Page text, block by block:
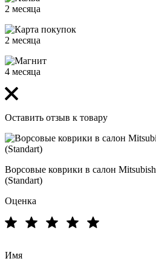
2 месяца
2 месяца
4 месяца
Оставить отзыв к товару
Ворсовые коврики в салон
(Standart)
Оценка
Имя